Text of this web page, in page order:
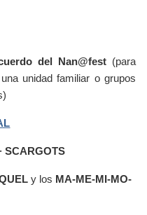
del Nan@fest(para
unidad familiar o grupos
SCARGOTS
y los MA-ME-MI-MO-